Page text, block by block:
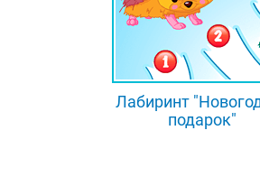
Лабиринт
подарок"